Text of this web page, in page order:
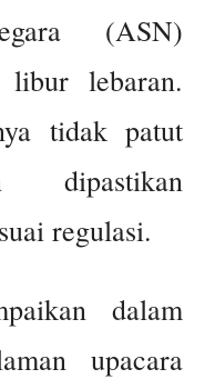
(ASN)
lebaran.
tidak patut
dipastikan
regulasi.
dalam
upacara